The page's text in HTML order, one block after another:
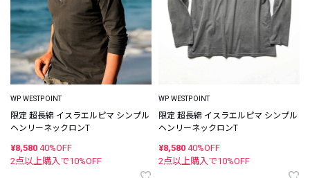
WP WESTPOINT
限定 超長綿 イスラエルピマ シンプル
ヘンリーネックロンT
¥8,580 40%OFF
2点以上購入で10%OFF
WP WESTPOINT
限定 超長綿 イスラエルピマ シンプル
ヘンリーネックロンT
¥8,580 40%OFF
2点以上購入で10%OFF